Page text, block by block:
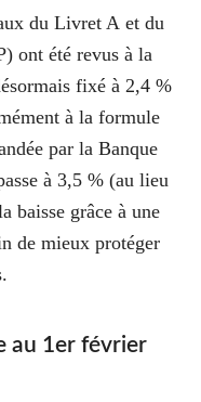
du Livret Aet du
ont été revus à la
fixé à 2,4 %
à la formule
par la Banque
à 3,5 %(au lieu
baisse grâce à une
de mieux protéger
au 1er février